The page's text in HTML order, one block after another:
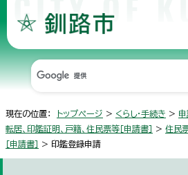
現在の位置： トップページ > くらし・手続き >
転居、印鑑証明、戸籍、住民票等［申請書］
> 住民
［申請書］
> 印鑑登録申請